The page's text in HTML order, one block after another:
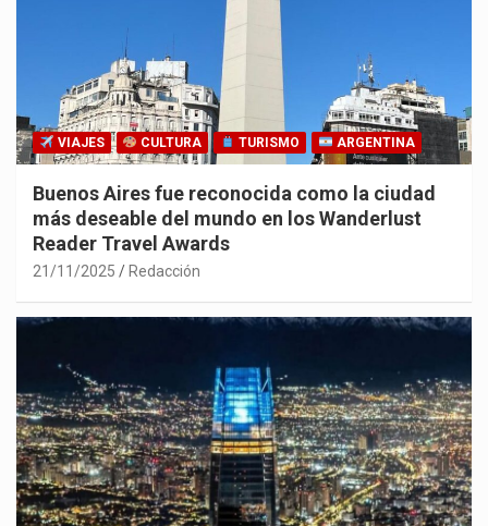
VIAJES CULTURA TURISMO ARGENTINA
Buenos Aires fue reconocida como la ciudad
más deseable del mundo en los Wanderlust
Reader Travel Awards
21/11/2025 Redacción